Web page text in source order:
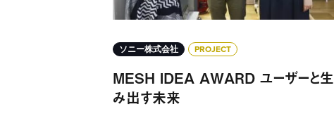
ソニー株式会社 PROJECT
MESH IDEA AWARD ユーザーと生
み出す未来